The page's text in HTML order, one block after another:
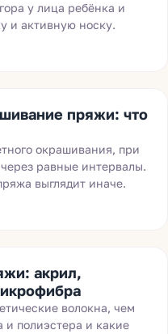
у лица ребёнка и
и активную носку.
пряжи: что
окрашивания, при
равные интервалы.
выглядит иначе.
акрил,
волокна, чем
и полиэстера и какие